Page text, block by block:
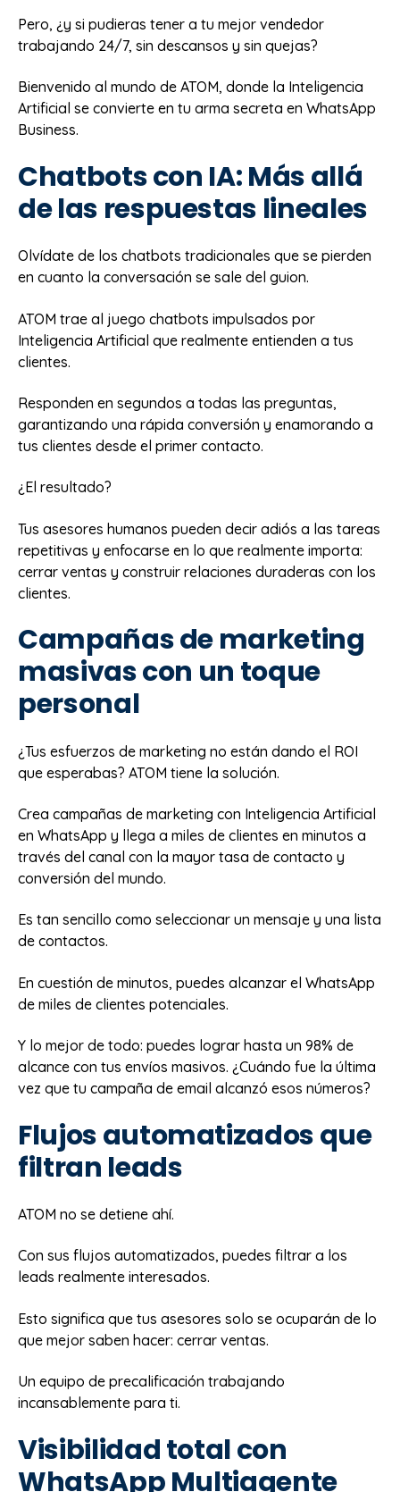
Pero, ¿y si pudieras tener a tu mejor vendedor
trabajando 24/7, sin descansos y sin quejas?
Bienvenido al mundo de ATOM, donde la Inteligencia
Artificial se convierte en tu arma secreta en WhatsApp
Business.
Chatbots con IA: Más allá
de las respuestas lineales
Olvídate de los chatbots tradicionales que se pierden
en cuanto la conversación se sale del guion.
ATOM trae al juego chatbots impulsados por
Inteligencia Artificial que realmente entienden a tus
clientes.
Responden en segundos a todas las preguntas,
garantizando una rápida conversión y enamorando a
tus clientes desde el primer contacto.
¿El resultado?
Tus asesores humanos pueden decir adiós a las tareas
repetitivas y enfocarse en lo que realmente importa:
cerrar ventas y construir relaciones duraderas con los
clientes.
Campañas de marketing
masivas con un toque
personal
¿Tus esfuerzos de marketing no están dando el ROI
que esperabas? ATOM tiene la solución.
Crea campañas de marketing con Inteligencia Artificial
en WhatsApp y llega a miles de clientes en minutos a
través del canal con la mayor tasa de contacto y
conversión del mundo.
Es tan sencillo como seleccionar un mensaje y una lista
de contactos.
En cuestión de minutos, puedes alcanzar el WhatsApp
de miles de clientes potenciales.
Y lo mejor de todo: puedes lograr hasta un 98% de
alcance con tus envíos masivos. ¿Cuándo fue la última
vez que tu campaña de email alcanzó esos números?
Flujos automatizados que
filtran leads
ATOM no se detiene ahí.
Con sus flujos automatizados, puedes filtrar a los
leads realmente interesados.
Esto significa que tus asesores solo se ocuparán de lo
que mejor saben hacer: cerrar ventas.
Un equipo de precalificación trabajando
incansablemente para ti.
Visibilidad total con
WhatsApp Multiagente